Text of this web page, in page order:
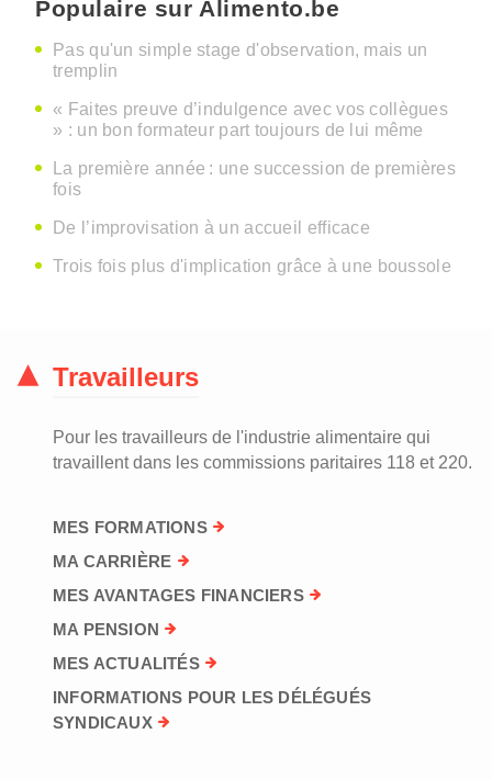
Populaire sur Alimento.be
Pas qu'un simple stage d'observation, mais un
tremplin
« Faites preuve d’indulgence avec vos collègues
» : un bon formateur part toujours de lui même
La première année : une succession de premières
fois
De l’improvisation à un accueil efficace
Trois fois plus d'implication grâce à une boussole
Travailleurs
Pour les travailleurs de l'industrie alimentaire qui
travaillent dans les commissions paritaires 118 et 220.
MES FORMATIONS
MA CARRIÈRE
MES AVANTAGES FINANCIERS
MA PENSION
MES ACTUALITÉS
INFORMATIONS POUR LES DÉLÉGUÉS
SYNDICAUX